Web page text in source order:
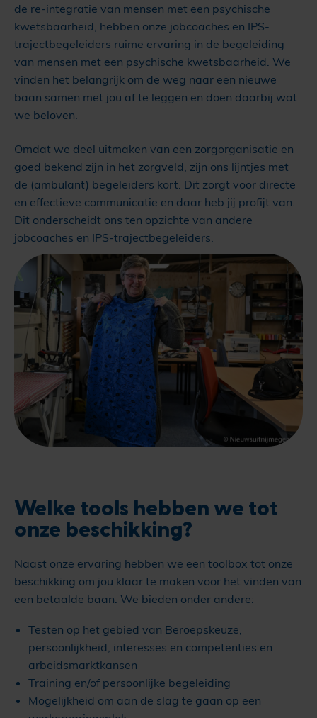
de re-integratie van mensen met een psychische
kwetsbaarheid, hebben onze jobcoaches en IPS-
trajectbegeleiders ruime ervaring in de begeleiding
van mensen met een psychische kwetsbaarheid. We
vinden het belangrijk om de weg naar een nieuwe
baan samen met jou af te leggen en doen daarbij wat
we beloven.
Omdat we deel uitmaken van een zorgorganisatie en
goed bekend zijn in het zorgveld, zijn ons lijntjes met
de (ambulant) begeleiders kort. Dit zorgt voor directe
en effectieve communicatie en daar heb jij profijt van.
Dit onderscheidt ons ten opzichte van andere
jobcoaches en IPS-trajectbegeleiders.
Welke tools hebben we tot
onze beschikking?
Naast onze ervaring hebben we een toolbox tot onze
beschikking om jou klaar te maken voor het vinden van
een betaalde baan. We bieden onder andere:
Testen op het gebied van Beroepskeuze,
persoonlijkheid, interesses en competenties en
arbeidsmarktkansen
Training en/of persoonlijke begeleiding
Mogelijkheid om aan de slag te gaan op een